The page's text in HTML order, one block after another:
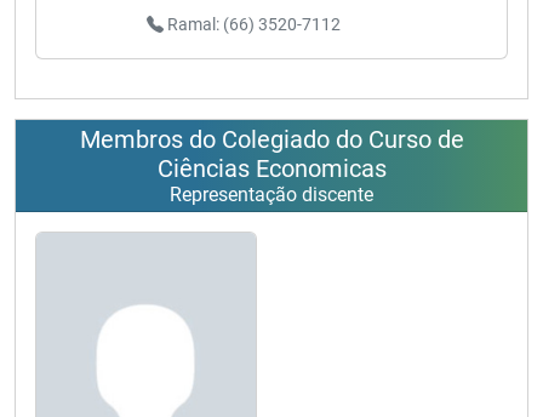
Ramal: (66) 3520-7112
Membros do Colegiado do Curso de
Ciências Economicas
Representação discente